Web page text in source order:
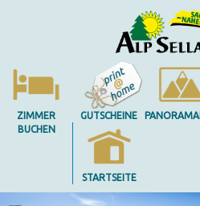
ZIMMER
BUCHEN
GUTSCHEINE
STARTSEITE